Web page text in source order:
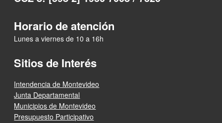
Horario de atención
Lunes a viernes de 10 a 16h
Sitios de Interés
Intendencia de Montevideo
Junta Departamental
Municipios de Montevideo
Presupuesto Participativo